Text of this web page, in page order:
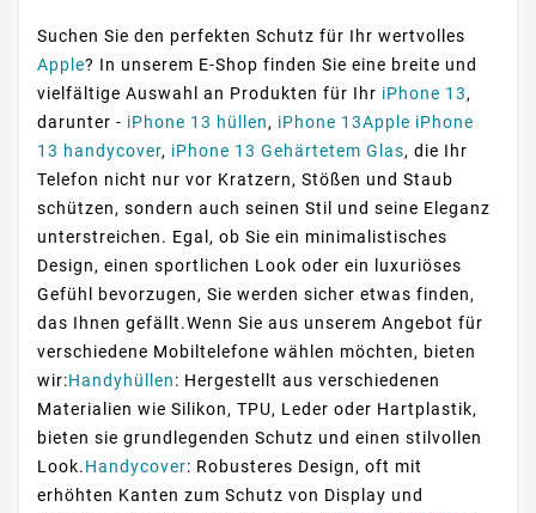
Suchen Sie den perfekten Schutz für Ihr wertvolles
Apple? In unserem E-Shop finden Sie eine breite und
vielfältige Auswahl an Produkten für Ihr iPhone 13,
darunter - iPhone 13 hüllen, iPhone 13Apple iPhone
13 handycover, iPhone 13 Gehärtetem Glas, die Ihr
Telefon nicht nur vor Kratzern, Stößen und Staub
schützen, sondern auch seinen Stil und seine Eleganz
unterstreichen. Egal, ob Sie ein minimalistisches
Design, einen sportlichen Look oder ein luxuriöses
Gefühl bevorzugen, Sie werden sicher etwas finden,
das Ihnen gefällt.Wenn Sie aus unserem Angebot für
verschiedene Mobiltelefone wählen möchten, bieten
wir:Handyhüllen: Hergestellt aus verschiedenen
Materialien wie Silikon, TPU, Leder oder Hartplastik,
bieten sie grundlegenden Schutz und einen stilvollen
Look.Handycover: Robusteres Design, oft mit
erhöhten Kanten zum Schutz von Display und